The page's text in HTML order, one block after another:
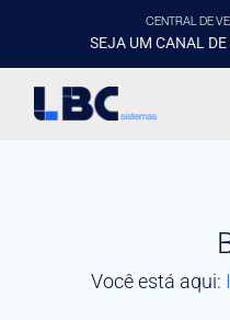
CENTRAL DE
SEJA UM CANAL DE
Você está aqui: